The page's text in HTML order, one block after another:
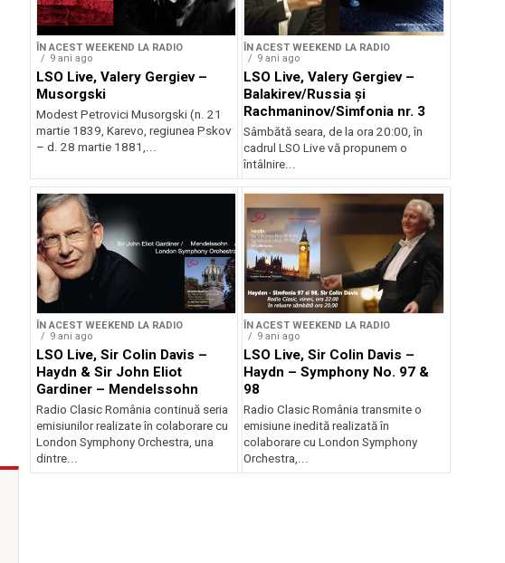
ÎN ACEST WEEKEND LA RADIO
9 ani ago
LSO Live, Valery Gergiev –
Musorgski
Modest Petrovici Musorgski (n. 21
martie 1839, Karevo, regiunea Pskov
– d. 28 martie 1881,...
ÎN ACEST WEEKEND LA RADIO
9 ani ago
LSO Live, Valery Gergiev –
Balakirev/Russia și
Rachmaninov/Simfonia nr. 3
Sâmbătă seara, de la ora 20:00, în
cadrul LSO Live vă propunem o
întâlnire...
ÎN ACEST WEEKEND LA RADIO
9 ani ago
LSO Live, Sir Colin Davis –
Haydn & Sir John Eliot
Gardiner – Mendelssohn
Radio Clasic România continuă seria
emisiunilor realizate în colaborare cu
London Symphony Orchestra, una
dintre...
ÎN ACEST WEEKEND LA RADIO
9 ani ago
LSO Live, Sir Colin Davis –
Haydn – Symphony No. 97 &
98
Radio Clasic România transmite o
emisiune inedită realizată în
colaborare cu London Symphony
Orchestra,...